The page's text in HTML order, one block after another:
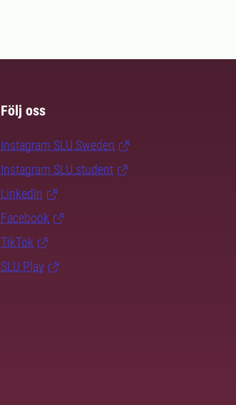
Följ oss
Instagram SLU.Sweden
Instagram SLU.student
LinkedIn
Facebook
TikTok
SLU Play